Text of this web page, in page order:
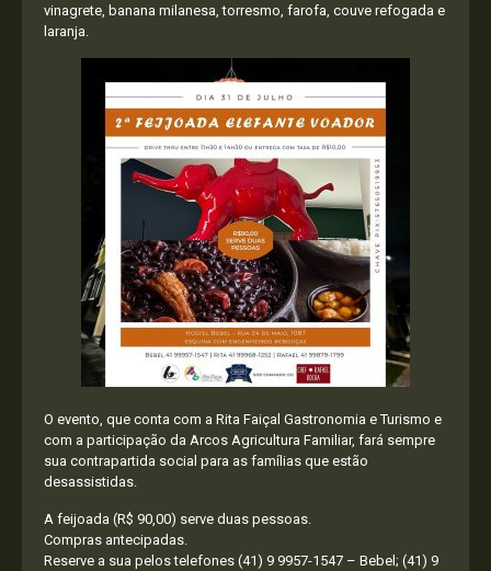
vinagrete, banana milanesa, torresmo, farofa, couve refogada e
laranja.
O evento, que conta com a Rita Faiçal Gastronomia e Turismo e
com a participação da Arcos Agricultura Familiar, fará sempre
sua contrapartida social para as famílias que estão
desassistidas.
A feijoada (R$ 90,00) serve duas pessoas.
Compras antecipadas.
Reserve a sua pelos telefones (41) 9 9957-1547 – Bebel; (41) 9